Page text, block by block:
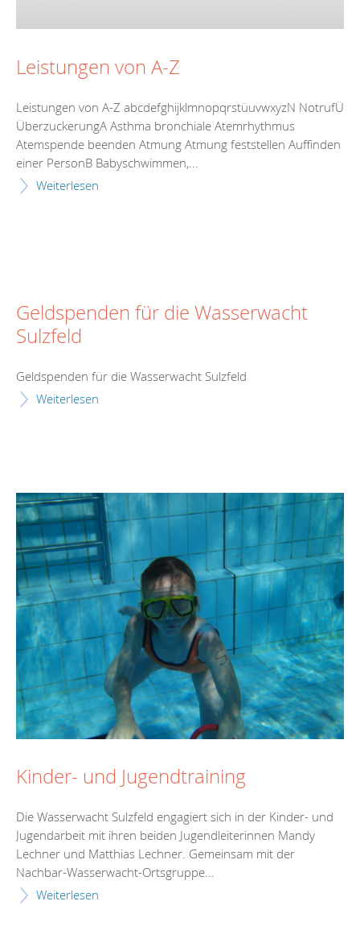
Leistungen von A-Z
Leistungen von A-Z abcdefghijklmnopqrstüuvwxyzN NotrufÜ
ÜberzuckerungA Asthma bronchiale Atemrhythmus
Atemspende beenden Atmung Atmung feststellen Auffinden
einer PersonB Babyschwimmen,...
Weiterlesen
Geldspenden für die Wasserwacht
Sulzfeld
Geldspenden für die Wasserwacht Sulzfeld
Weiterlesen
Kinder- und Jugendtraining
Die Wasserwacht Sulzfeld engagiert sich in der Kinder- und
Jugendarbeit mit ihren beiden Jugendleiterinnen Mandy
Lechner und Matthias Lechner. Gemeinsam mit der
Nachbar-Wasserwacht-Ortsgruppe...
Weiterlesen